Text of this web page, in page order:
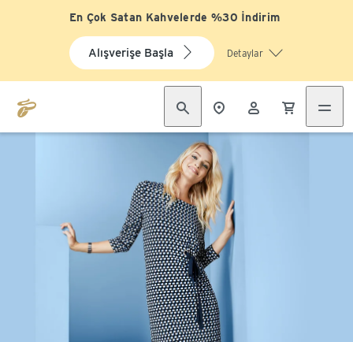
En Çok Satan Kahvelerde %30 İndirim
Alışverişe Başla Detaylar